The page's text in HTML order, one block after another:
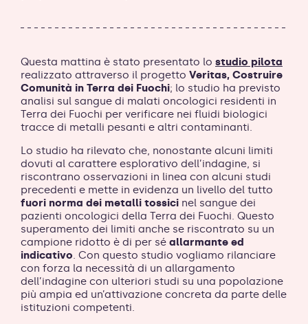
Questa mattina è stato presentato lo studio pilota
realizzato attraverso il progetto Veritas, Costruire
Comunità in Terra dei Fuochi; lo studio ha previsto
analisi sul sangue di malati oncologici residenti in
Terra dei Fuochi per verificare nei fluidi biologici
tracce di metalli pesanti e altri contaminanti.
Lo studio ha rilevato che, nonostante alcuni limiti
dovuti al carattere esplorativo dell’indagine, si
riscontrano osservazioni in linea con alcuni studi
precedenti e mette in evidenza un livello del tutto
fuori norma dei metalli tossici nel sangue dei
pazienti oncologici della Terra dei Fuochi. Questo
superamento dei limiti anche se riscontrato su un
campione ridotto è di per sé allarmante ed
indicativo. Con questo studio vogliamo rilanciare
con forza la necessità di un allargamento
dell’indagine con ulteriori studi su una popolazione
più ampia ed un’attivazione concreta da parte delle
istituzioni competenti.